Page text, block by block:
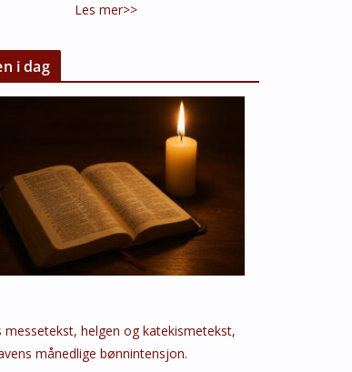
Les mer>>
i dag
messetekst, helgen og katekismetekst,
månedlige bønnintensjon.